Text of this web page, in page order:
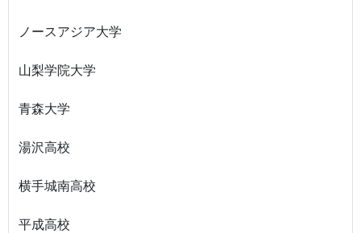
ノースアジア大学
山梨学院大学
青森大学
湯沢高校
横手城南高校
平成高校